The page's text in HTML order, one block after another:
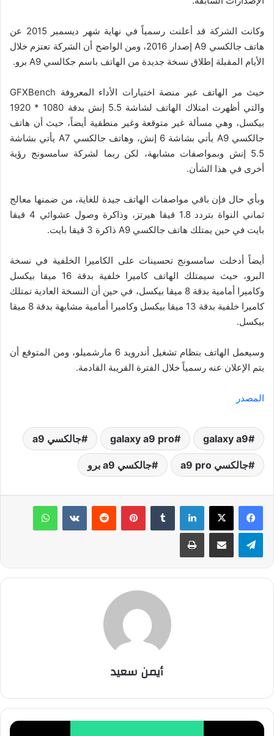
وكانت الشركة قد أعلنت رسمياً في نهاية شهر ديسمبر 2015 عن
هاتف جالكسي A9 إصدار 2016، ومن الواضح أن الشركة تعتزم خلال
الأيام المقبلة إطلاق نسخة جديدة من الهاتف باسم جكالسي A9 برو.
حيث مر الهاتف عبر منصة اختبارات الأداء المعروفة GFXBench
والتي أظهرت امتلاك الهاتف لشاشة 5.5 إنش بدقة 1080 * 1920
بيكسل، وهي مسألة غير متوقعة وغير منطقية أيضاً، حيث أن هاتف
جالكسي A9 يأتي بشاشة 6 إنش، وهاتف جالكسي A7 يأتي بشاشة
5.5 إنش وبمواصفات مشابهة، لكن ربما لشركة سامسونج رؤية
أخرى في هذا الشأن.
وبأي حال فإن باقي مواصفات الهاتف جيدة للغاية، من ضمنها معالج
ثماني النواة بتردد 1.8 قيقا هيرتز، وذاكرة وصول عشوائي 4 قيقا
بايت في حين يمتلك هاتف جالكسي A9 ذاكرة 3 قيقا بايت.
أيضاً أدخلت سامسونج تحسينات على الكاميرا الخلفية في نسخة
البرو، حيث سيمتلك الهاتف كاميرا خلفية بدقة 16 ميقا بيكسل
وكاميرا أمامية بدقة 8 ميقا بيكسل، في حين أن النسخة العادية تمتلك
كاميرا خلفية بدقة 13 ميقا بيكسل وكاميرا أمامية مشابهة بدقة 8 ميقا
بيكسل.
وسيعمل الهاتف بنظام تشغيل أندرويد 6 مارشميلو، ومن المتوقع أن
يتم الإعلان عنه رسمياً خلال الفترة القريبة القادمة.
المصدر
galaxy a9
galaxy a9 pro جالكسي a9
جالكسي a9 pro جالكسي a9 برو
لينكدإن بينتيريست
أيمن سعيد
ت